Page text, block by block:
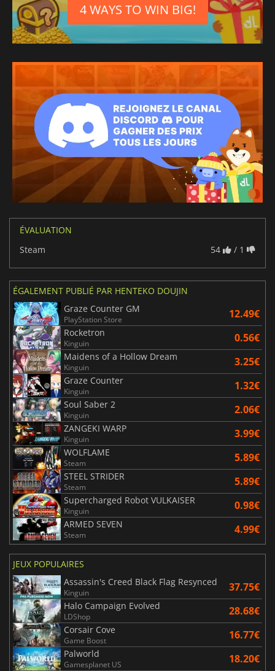
4 WAYS TO WIN BIG!
ÉVALUATION
Steam
54 / 1
ÉGALEMENT PUBLIÉ PAR HENTEKO DOUJIN
Graze Counter GM
PlayStation Store 12.49€
Rocketron
Kinguin 0.56€
Maidens of a Hollow Dream
Kinguin 3.25€
Graze Counter
Kinguin 1.32€
Soul Saber 2
Kinguin 2.06€
ZANGEKI WARP
Kinguin 3.99€
WOLFLAME
Steam 5.89€
STEEL STRIDER
Steam 5.89€
Supercharged Robot VULKAISER
Kinguin 0.98€
ARMED SEVEN
Steam 4.99€
JEUX POPULAIRES
Assassin's Creed Black Flag Resynced
Kinguin 37.75€
Halo Campaign Evolved
LDShop 28.68€
Corsair Cove
Game Boost 16.77€
Palworld
Gamesplanet US 18.20€